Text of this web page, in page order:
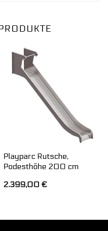
Playparc Rutsche,
Podesthöhe 200 cm
2.399,00 €